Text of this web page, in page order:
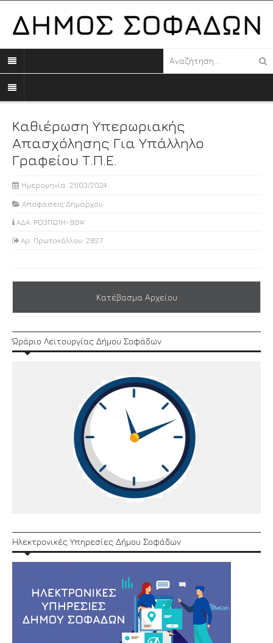
Καθιέρωση Υπερωριακής
Απασχόλησης Για Υπάλληλο
Γραφείου Τ.Π.Ε.
Ημερομηνία: 21/03/2024
Αποφάσεις Δημάρχου
ΑΔΑ: ΡΟ3ΠΩ1Μ-90Ψ
Αρ. Πρωτοκόλλου: 2827
Κατέβασμα Αρχείου
Ώράριο Λειτουργίας Δήμου Σοφάδων
Ηλεκτρονικές Υπηρεσίες Δήμου Σοφάδων